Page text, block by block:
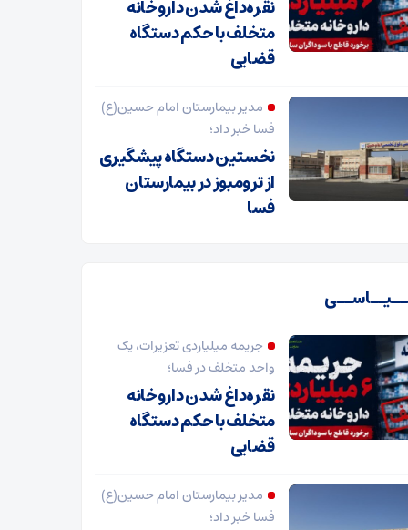
نقره‌داغ شدن داروخانه
متخلف با حکم دستگاه
قضایی
مدیر بیمارستان امام حسین(ع)
فسا خبر داد؛
نخستین دستگاه پیشگیری
از ترومبوز در بیمارستان
فسا
جریمه میلیاردی تعزیرات، یک
واحد متخلف در فسا؛
نقره‌داغ شدن داروخانه
متخلف با حکم دستگاه
قضایی
مدیر بیمارستان امام حسین(ع)
فسا خبر داد؛